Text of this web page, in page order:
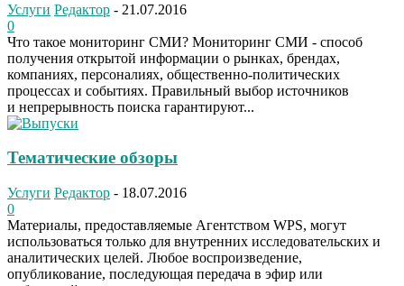
Услуги Редактор - 21.07.2016
0
Что такое мониторинг СМИ? Мониторинг СМИ - способ
получения открытой информации о рынках, брендах,
компаниях, персоналиях, общественно-политических
процессах и событиях. Правильный выбор источников
и непрерывность поиска гарантируют...
Тематические обзоры
Услуги Редактор - 18.07.2016
0
Материалы, предоставляемые Агентством WPS, могут
использоваться только для внутренних исследовательских и
аналитических целей. Любое воспроизведение,
опубликование, последующая передача в эфир или